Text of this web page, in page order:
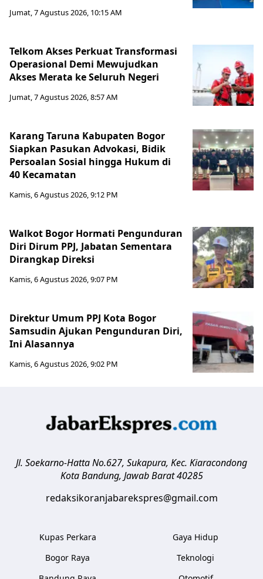
Jumat, 7 Agustus 2026, 10:15 AM
Telkom Akses Perkuat Transformasi
Operasional Demi Mewujudkan
Akses Merata ke Seluruh Negeri
Jumat, 7 Agustus 2026, 8:57 AM
Karang Taruna Kabupaten Bogor
Siapkan Pasukan Advokasi, Bidik
Persoalan Sosial hingga Hukum di
40 Kecamatan
Kamis, 6 Agustus 2026, 9:12 PM
Walkot Bogor Hormati Pengunduran
Diri Dirum PPJ, Jabatan Sementara
Dirangkap Direksi
Kamis, 6 Agustus 2026, 9:07 PM
Direktur Umum PPJ Kota Bogor
Samsudin Ajukan Pengunduran Diri,
Ini Alasannya
Kamis, 6 Agustus 2026, 9:02 PM
Jl. Soekarno-Hatta No.627, Sukapura, Kec. Kiaracondong
Kota Bandung, Jawab Barat 40285
redaksikoranjabarekspres@gmail.com
Kupas Perkara
Bogor Raya
Gaya Hidup
Teknologi